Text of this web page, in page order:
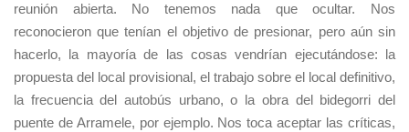
reunión abierta. No tenemos nada que ocultar. Nos
reconocieron que tenían el objetivo de presionar, pero aún sin
hacerlo, la mayoría de las cosas vendrían ejecutándose: la
propuesta del local provisional, el trabajo sobre el local definitivo,
la frecuencia del autobús urbano, o la obra del bidegorri del
puente de Arramele, por ejemplo. Nos toca aceptar las críticas,